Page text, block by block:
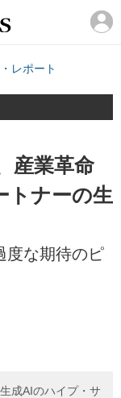
レポート
産業革命
トナーの生
度な期待のピ
成AIのハイプ・サ